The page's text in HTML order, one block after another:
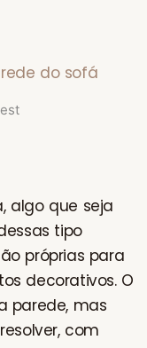
algo que seja
tipo
próprias para
decorativos. O
parede, mas
com